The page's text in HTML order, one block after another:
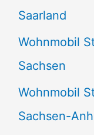
Saarland
Wohnmobil
Sachsen
Wohnmobil
Sachsen-